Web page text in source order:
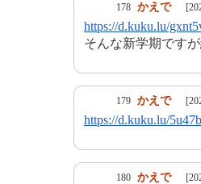
178 かえで
https://d.kuku.lu/
そんな新学期です
179 かえで
https://d.kuku.lu/
180 かえで